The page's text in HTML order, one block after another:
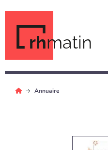
rhmatin
Annuaire